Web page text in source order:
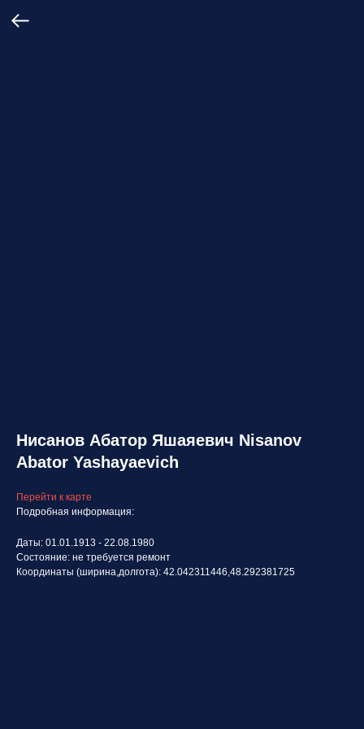
Нисанов Абатор Яшаяевич Nisanov
Abator Yashayaevich
Перейти к карте
Подробная информация:
Даты: 01.01.1913 - 22.08.1980
Состояние: не требуется ремонт
Координаты (ширина,долгота): 42.042311446,48.292381725